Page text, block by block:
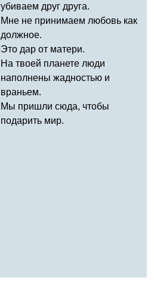
убиваем друг друга.
Мне не принимаем любовь как
должное.
Это дар от матери.
На твоей планете люди
наполнены жадностью и
враньем.
Мы пришли сюда, чтобы
подарить мир.